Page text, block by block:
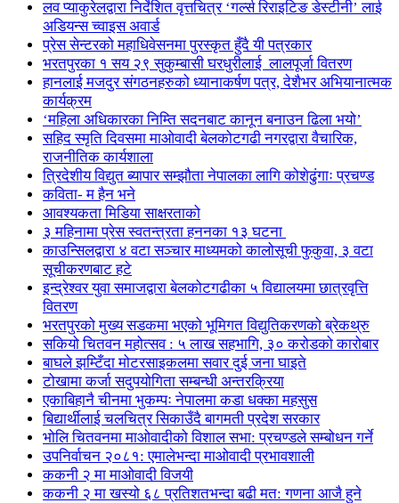
लव प्याकुरेलद्वारा निर्देशित वृत्तचित्र ‘गर्ल्स रिराइटिङ डेस्टीनी’ लाई
अडियन्स च्वाइस अवार्ड
प्रेस सेन्टरको महाधिवेसनमा पुरस्कृत हुँदै यी पत्रकार
भरतपुरका १ सय २९ सुकुम्बासी घरधुरीलाई लालपूर्जा वितरण
हानलाई मजदुर संगठनहरुको ध्यानाकर्षण पत्र, देशैभर अभियानात्मक
कार्यक्रम
‘महिला अधिकारका निम्ति सदनबाट कानून बनाउन ढिला भयो’
सहिद स्मृति दिवसमा माओवादी बेलकोटगढी नगरद्वारा वैचारिक,
राजनीतिक कार्यशाला
त्रिदेशीय विद्युत ब्यापार सम्झौता नेपालका लागि कोशेढुंगाः प्रचण्ड
कविता- म हैन भने
आवश्यकता मिडिया साक्षरताको
३ महिनामा प्रेस स्वतन्त्रता हननका १३ घटना
काउन्सिलद्वारा ४ वटा सञ्चार माध्यमको कालोसूची फुकुवा, ३ वटा
सूचीकरणबाट हटे
इन्द्रेश्वर युवा समाजद्वारा बेलकोटगढीका ५ विद्यालयमा छात्रवृत्ति
वितरण
भरतपुरको मुख्य सडकमा भएको भूमिगत विद्युतिकरणको ब्रेकथ्रु
सकियो चितवन महोत्सव : ५ लाख सहभागि, ३० करोडको कारोबार
बाघले झम्टिँदा मोटरसाइकलमा सवार दुई जना घाइते
टोखामा कर्जा सदुपयोगिता सम्बन्धी अन्तरक्रिया
एकाबिहानै चीनमा भुकम्पः नेपालमा कडा धक्का महसुस
बिद्यार्थीलाई चलचित्र सिकाउँदै बागमती प्रदेश सरकार
भोलि चितवनमा माओवादीको विशाल सभा: प्रचण्डले सम्बोधन गर्ने
उपनिर्वाचन २०८१: एमालेभन्दा माओवादी प्रभावशाली
ककनी २ मा माओवादी विजयी
ककनी २ मा खस्यो ६८ प्रतिशतभन्दा बढी मत: गणना आजै हुने